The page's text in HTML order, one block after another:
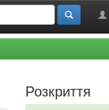
Розкриття